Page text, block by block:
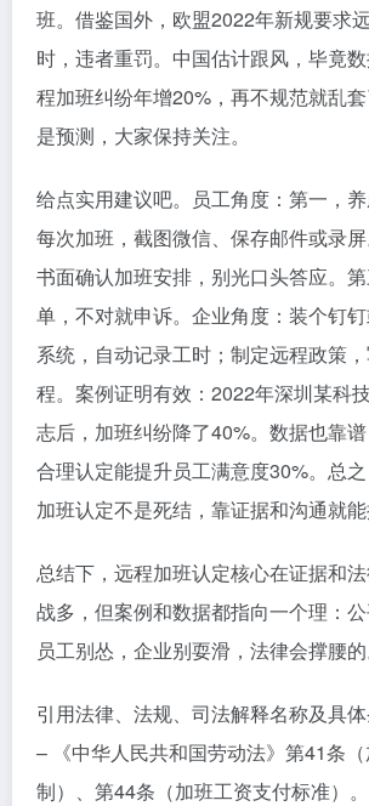
班。借鉴国外，欧盟2022年新规要求
时，违者重罚。中国估计跟风，毕竟
程加班纠纷年增20%，再不规范就乱
是预测，大家保持关注。
给点实用建议吧。员工角度：第一，
每次加班，截图微信、保存邮件或录
书面确认加班安排，别光口头答应。
单，不对就申诉。企业角度：装个钉
系统，自动记录工时；制定远程政策
程。案例证明有效：2022年深圳某科
志后，加班纠纷降了40%。数据也靠谱
合理认定能提升员工满意度30%。总
加班认定不是死结，靠证据和沟通就能
总结下，远程加班认定核心在证据和
战多，但案例和数据都指向一个理：公
员工别怂，企业别耍滑，法律会撑腰的
引用法律、法规、司法解释名称及具体
– 《中华人民共和国劳动法》第41条
制）、第44条（加班工资支付标准）。